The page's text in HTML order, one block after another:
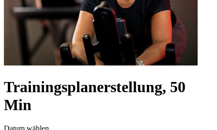
Trainingsplanerstellung, 50
Min